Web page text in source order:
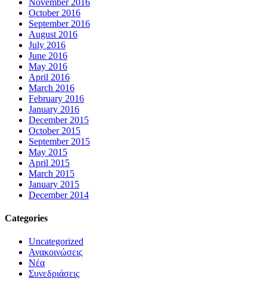
November 2016
October 2016
September 2016
August 2016
July 2016
June 2016
May 2016
April 2016
March 2016
February 2016
January 2016
December 2015
October 2015
September 2015
May 2015
April 2015
March 2015
January 2015
December 2014
Categories
Uncategorized
Ανακοινώσεις
Νέα
Συνεδριάσεις